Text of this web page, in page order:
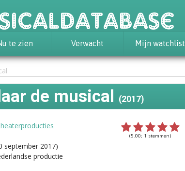
te zien Verwacht Mijn watchlist
de musical (2017)
(5.00; 1 stemmen)
september 2017)
productie